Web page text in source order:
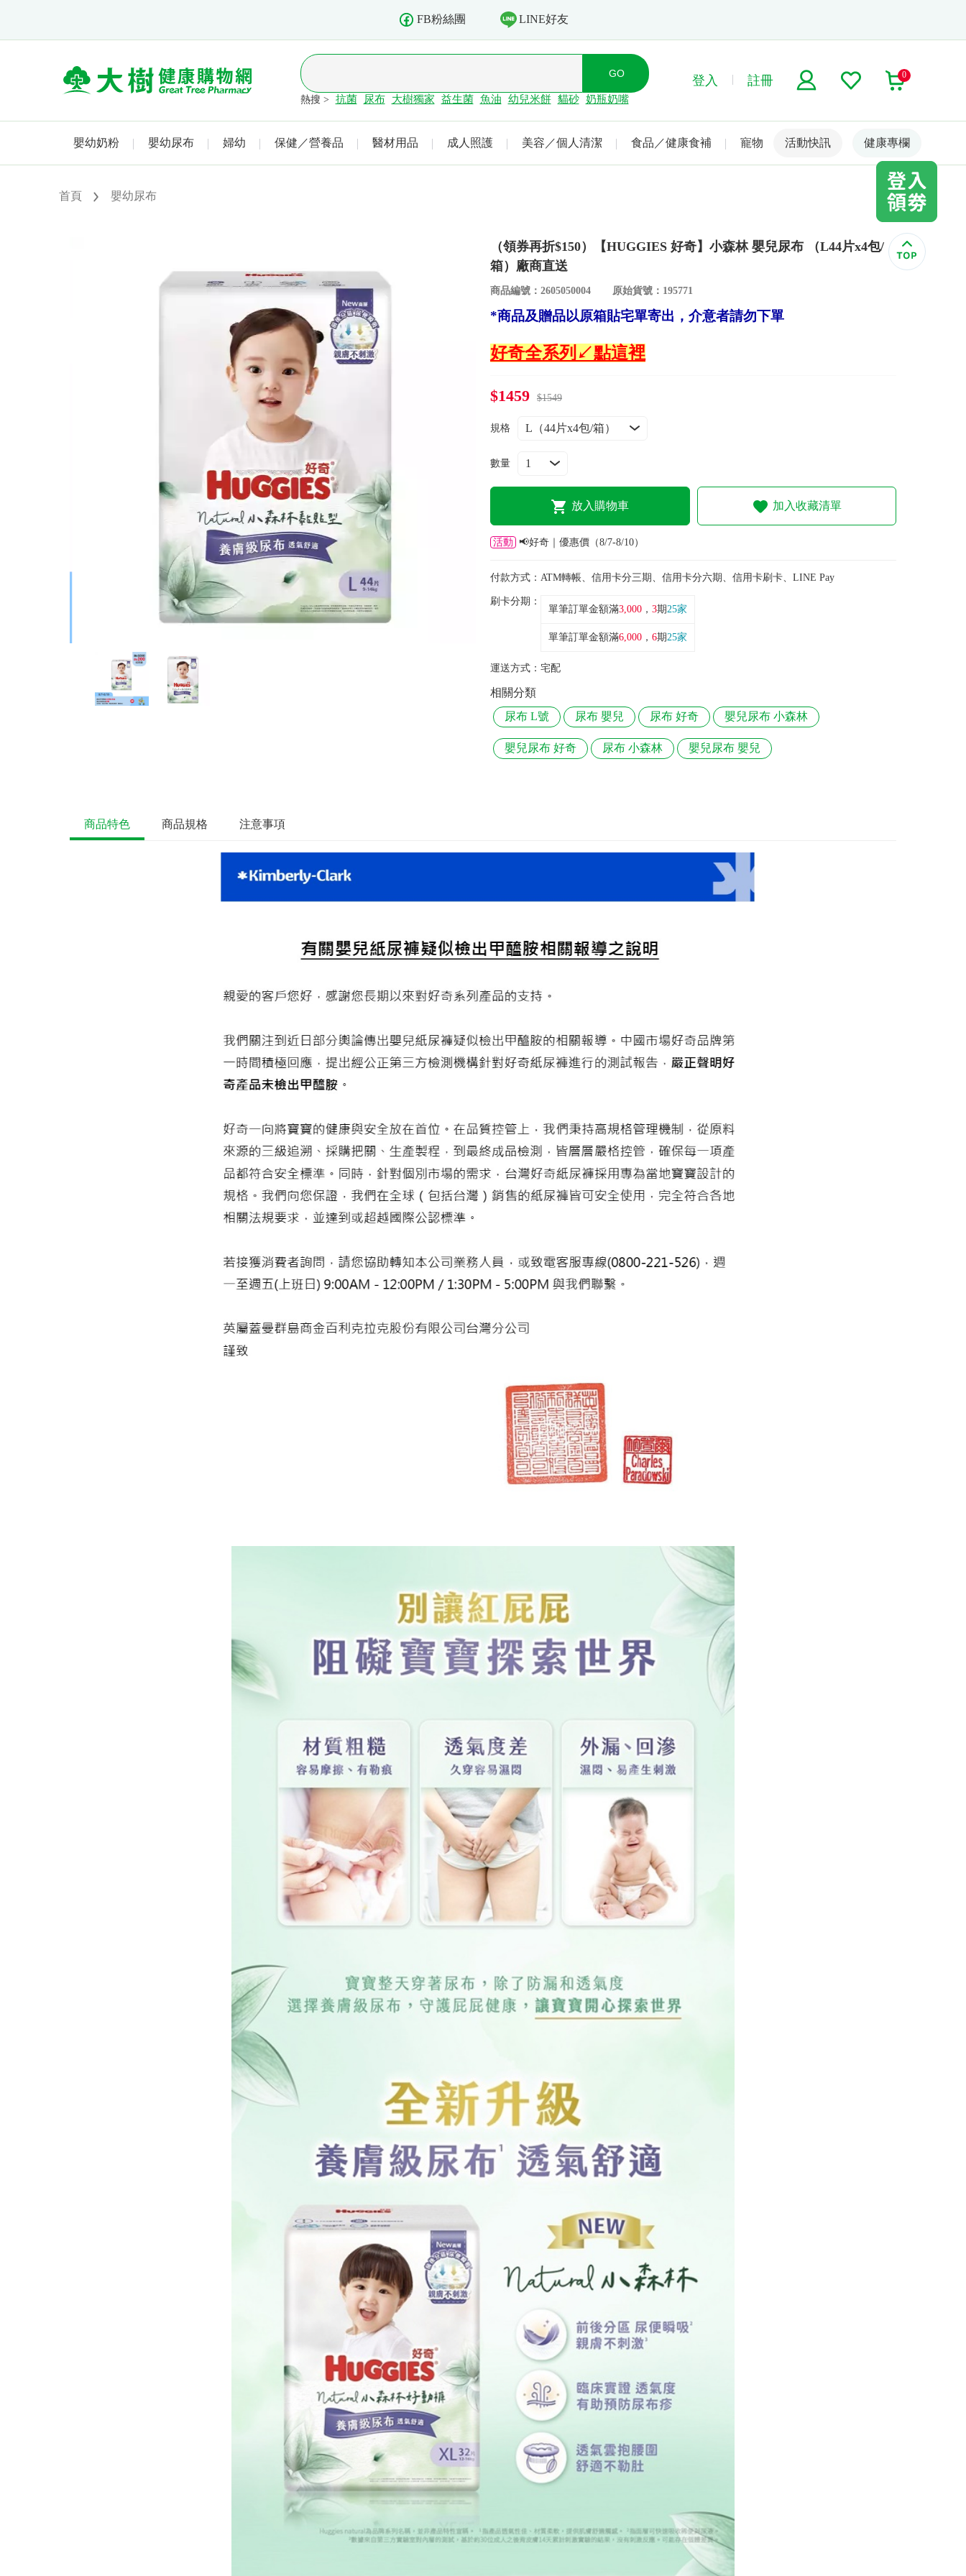
FB粉絲團 LINE好友
熱搜 > 抗菌 尿布 大樹獨家 益生菌 魚油 幼兒米餅 貓砂 奶瓶奶嘴
登入 註冊 0
嬰幼奶粉 嬰幼尿布 婦幼 保健／營養品 醫材用品 成人照護 美容／個人清潔 食品／健康食補 寵物 名人嚴選
活動快訊 健康專欄
首頁 嬰幼尿布
（領券再折$150）【HUGGIES 好奇】小森林 嬰兒尿布 （L44片x4包/
箱）廠商直送
商品編號：2605050004 原始貨號：195771
*商品及贈品以原箱貼宅單寄出，介意者請勿下單
好奇全系列↙點這裡
$1459 $1549
規格
數量
放入購物車 加入收藏清單
活動 📢好奇｜優惠價（8/7-8/10）
付款方式： ATM轉帳、信用卡分三期、信用卡分六期、信用卡刷卡、LINE Pay
刷卡分期：
單筆訂單金額滿3,000 ， 3期25家
單筆訂單金額滿6,000 ， 6期25家
運送方式： 宅配
相關分類
尿布 L號
尿布 嬰兒 尿布 好奇 嬰兒尿布 小森林
嬰兒尿布 好奇 尿布 小森林 嬰兒尿布 嬰兒
商品特色 商品規格 注意事項